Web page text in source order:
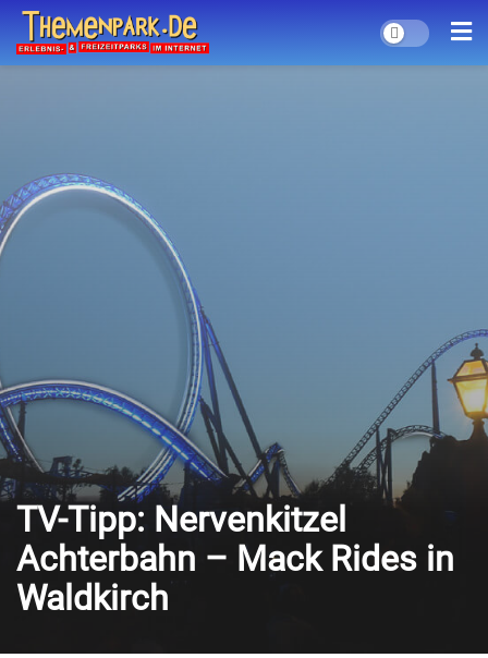
TV-Tipp: Nervenkitzel
Achterbahn – Mack Rides in
Waldkirch